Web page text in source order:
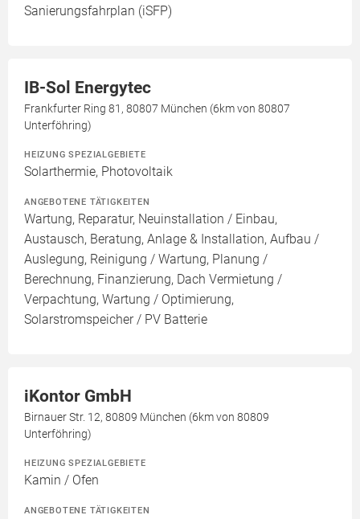
Sanierungsfahrplan (iSFP)
IB-Sol Energytec
Frankfurter Ring 81, 80807 München (6km von 80807
Unterföhring)
HEIZUNG SPEZIALGEBIETE
Solarthermie, Photovoltaik
ANGEBOTENE TÄTIGKEITEN
Wartung, Reparatur, Neuinstallation / Einbau,
Austausch, Beratung, Anlage & Installation, Aufbau /
Auslegung, Reinigung / Wartung, Planung /
Berechnung, Finanzierung, Dach Vermietung /
Verpachtung, Wartung / Optimierung,
Solarstromspeicher / PV Batterie
iKontor GmbH
Birnauer Str. 12, 80809 München (6km von 80809
Unterföhring)
HEIZUNG SPEZIALGEBIETE
Kamin / Ofen
ANGEBOTENE TÄTIGKEITEN